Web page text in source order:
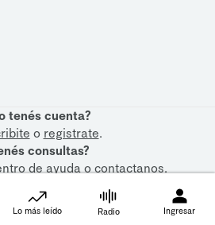
tenés cuenta?
o registrate.
consultas?
de ayudaocontactanos.
Lo más leído Radio Ingresar